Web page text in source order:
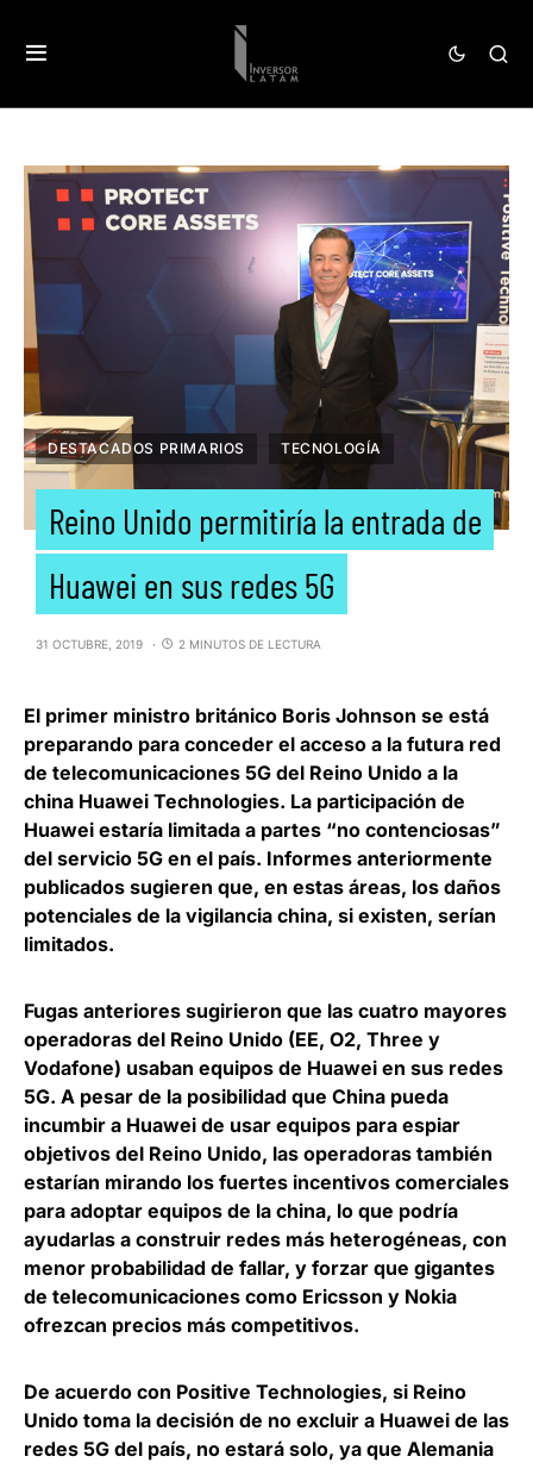
DESTACADOS PRIMARIOS TECNOLOGÍA
Reino Unido permitiría la entrada de
Huawei en sus redes 5G
31 OCTUBRE, 2019 2 MINUTOS DE LECTURA
El primer ministro británico Boris Johnson se está
preparando para conceder el acceso a la futura red
de telecomunicaciones 5G del Reino Unido a la
china Huawei Technologies. La participación de
Huawei estaría limitada a partes “no contenciosas”
del servicio 5G en el país. Informes anteriormente
publicados sugieren que, en estas áreas, los daños
potenciales de la vigilancia china, si existen, serían
limitados.
Fugas anteriores sugirieron que las cuatro mayores
operadoras del Reino Unido (EE, O2, Three y
Vodafone) usaban equipos de Huawei en sus redes
5G. A pesar de la posibilidad que China pueda
incumbir a Huawei de usar equipos para espiar
objetivos del Reino Unido, las operadoras también
estarían mirando los fuertes incentivos comerciales
para adoptar equipos de la china, lo que podría
ayudarlas a construir redes más heterogéneas, con
menor probabilidad de fallar, y forzar que gigantes
de telecomunicaciones como Ericsson y Nokia
ofrezcan precios más competitivos.
De acuerdo con Positive Technologies, si Reino
Unido toma la decisión de no excluir a Huawei de las
redes 5G del país, no estará solo, ya que Alemania